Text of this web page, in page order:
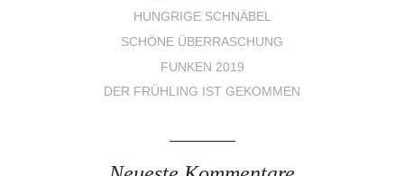
HUNGRIGE SCHNÄBEL
SCHÖNE ÜBERRASCHUNG
FUNKEN 2019
DER FRÜHLING IST GEKOMMEN